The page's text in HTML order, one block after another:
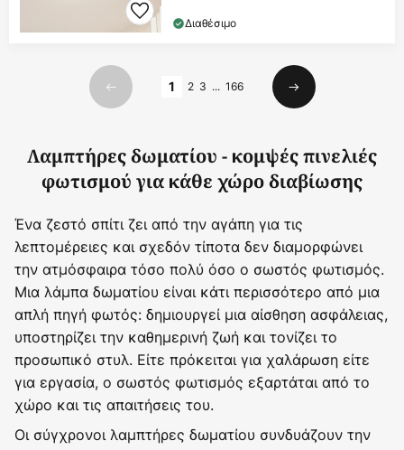
Διαθέσιμο
Προηγούμενο
1 2 3 ... 166
Επόμενο
Λαμπτήρες δωματίου - κομψές πινελιές
φωτισμού για κάθε χώρο διαβίωσης
Ένα ζεστό σπίτι ζει από την αγάπη για τις
λεπτομέρειες και σχεδόν τίποτα δεν διαμορφώνει
την ατμόσφαιρα τόσο πολύ όσο ο σωστός φωτισμός.
Μια λάμπα δωματίου είναι κάτι περισσότερο από μια
απλή πηγή φωτός: δημιουργεί μια αίσθηση ασφάλειας,
υποστηρίζει την καθημερινή ζωή και τονίζει το
προσωπικό στυλ. Είτε πρόκειται για χαλάρωση είτε
για εργασία, ο σωστός φωτισμός εξαρτάται από το
χώρο και τις απαιτήσεις του.
Οι σύγχρονοι λαμπτήρες δωματίου συνδυάζουν την